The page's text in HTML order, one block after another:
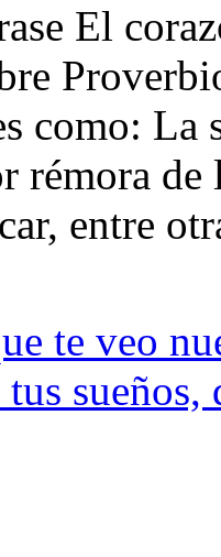
El
como: La
rémora
entre
te veo
sueños,